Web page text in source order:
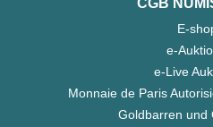
CGB
E-
e-
e-Live
Monnaie de Paris
Goldbarren und